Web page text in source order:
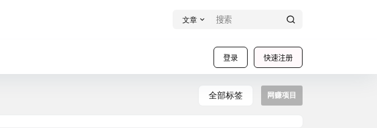
文章
登录 快速注册
全部标签 网赚项目